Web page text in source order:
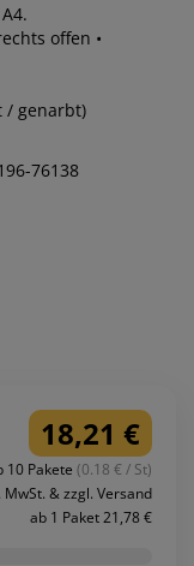
offen •
/ genarbt)
76138
18,21 €
10 Pakete (0.18 € / St)
MwSt. & zzgl. Versand
ab 1 Paket 21,78 €